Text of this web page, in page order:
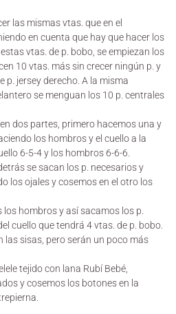
las mismas vtas. que en el
en cuenta que hay que hacer los
vtas. de p. bobo, se empiezan los
10 vtas. más sin crecer ningún p. y
p. jersey derecho. A la misma
se menguan los 10 p. centrales
dos partes, primero hacemos una y
los hombros y el cuello a la
6-5-4 y los hombros 6-6-6.
se sacan los p. necesarios y
los ojales y cosemos en el otro los
los hombros y así sacamos los p.
cuello que tendrá 4 vtas. de p. bobo.
las sisas, pero serán un poco más
tejido con lana Rubí Bebé,
y cosemos los botones en la